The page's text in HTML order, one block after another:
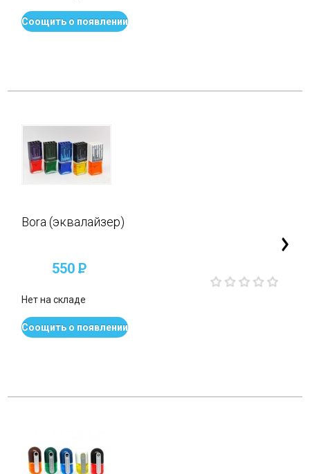
Соощить о появлении
Bora (эквалайзер)
550P
Нет на складе
Соощить о появлении